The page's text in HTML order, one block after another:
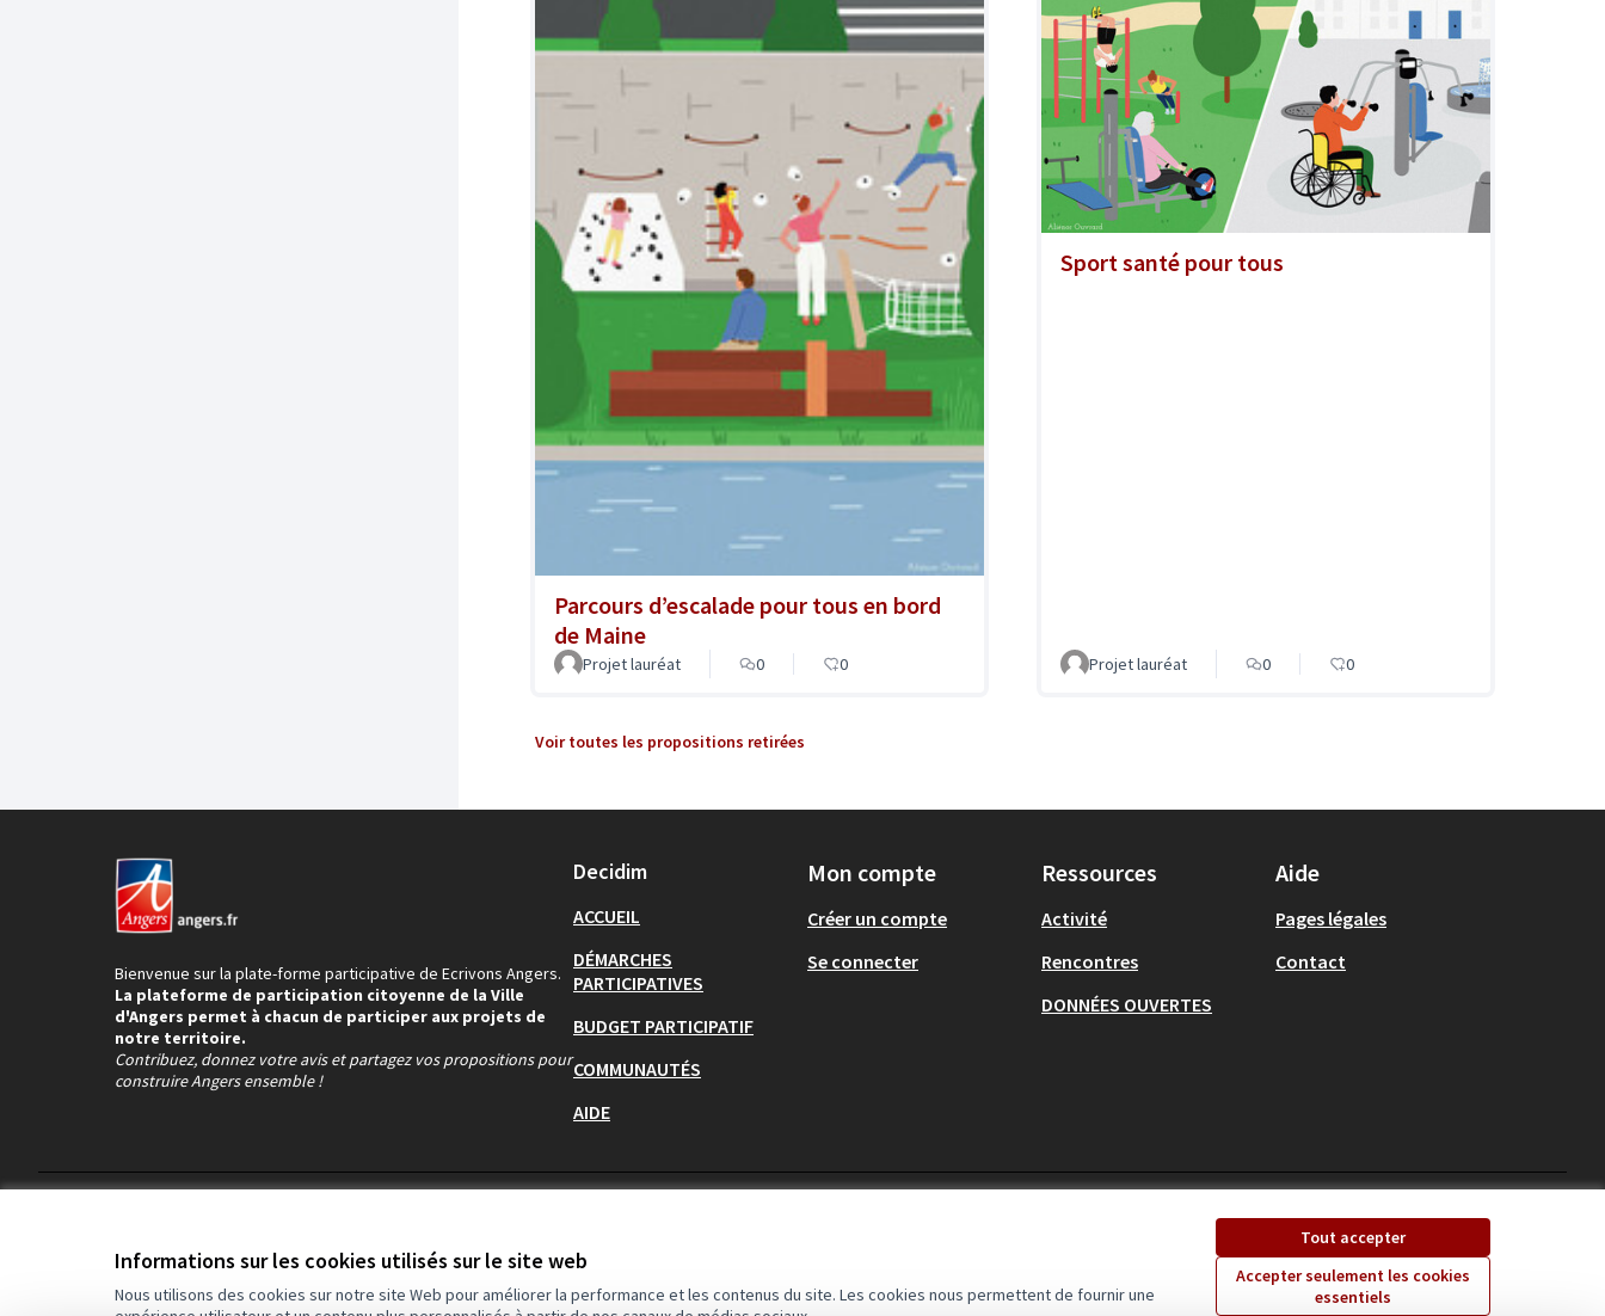
Informations sur les cookies utilisés sur le site web
Nous utilisons des cookies sur notre site Web pour améliorer la performance et les contenus du site. Les cookies nous permettent de fournir une
Tout accepter
Accepter seulement les cookies
essentiels
Parcours d’escalade pour tous en bord
de Maine
Projet lauréat 0 0
Sport santé pour tous
Projet lauréat 0 0
Voir toutes les propositions retirées
Bienvenue sur la plate-forme participative de Ecrivons Angers.
La plateforme de participation citoyenne de la Ville
d'Angers permet à chacun de participer aux projets de
notre territoire.
Contribuez, donnez votre avis et partagez vos propositions pour
construire Angers ensemble !
Decidim
ACCUEIL
DÉMARCHES
PARTICIPATIVES
BUDGET PARTICIPATIF
COMMUNAUTÉS
AIDE
Mon compte
Créer un compte
Se connecter
Ressources
Activité
Rencontres
DONNÉES OUVERTES
Aide
Pages légales
Contact
(Lien externe)(Lien externe)